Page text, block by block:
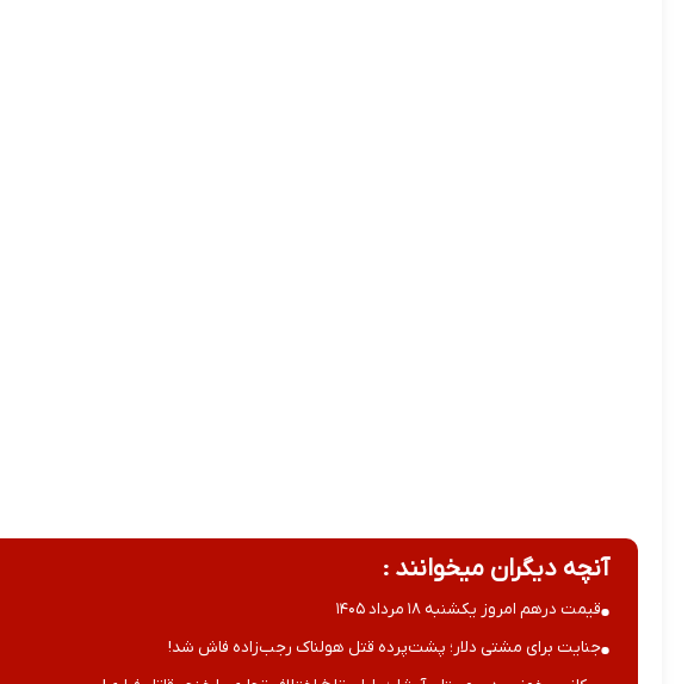
آنچه دیگران میخوانند :
قیمت درهم امروز یکشنبه ۱۸ مرداد ۱۴۰۵
جنایت برای مشتی دلار؛ پشت‌پرده قتل هولناک رجب‌زاده فاش شد!